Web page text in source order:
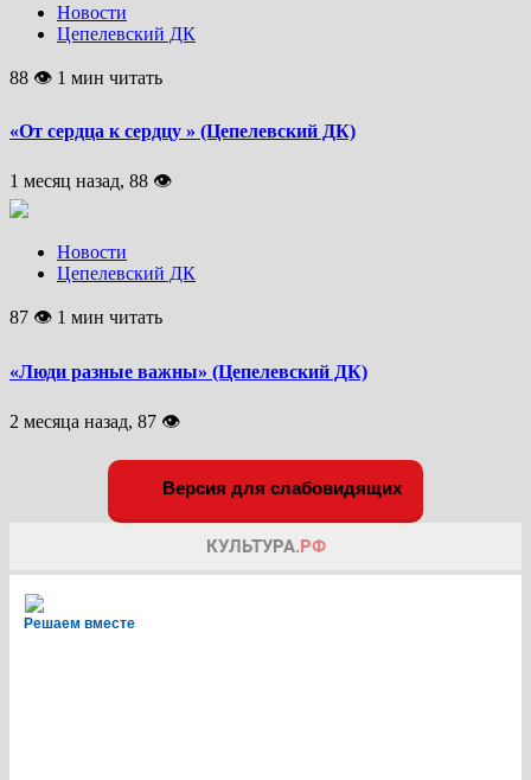
Новости
Цепелевский ДК
88 👁 1 мин читать
«От сердца к сердцу » (Цепелевский ДК)
1 месяц назад, 88 👁
Новости
Цепелевский ДК
87 👁 1 мин читать
«Люди разные важны» (Цепелевский ДК)
2 месяца назад, 87 👁
Версия для слабовидящих
Решаем вместе